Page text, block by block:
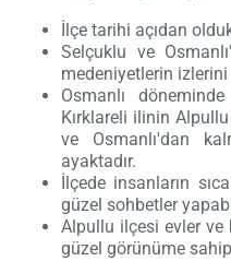
İlçe tarihi açıdan
Selçuklu ve
medeniyetlerin
Osmanlı
Kırklareli ilinin
ve Osmanlı'dan
ayaktadır.
İlçede insanların
güzel sohbetler
Alpullu ilçesi evler ve
güzel görünüme